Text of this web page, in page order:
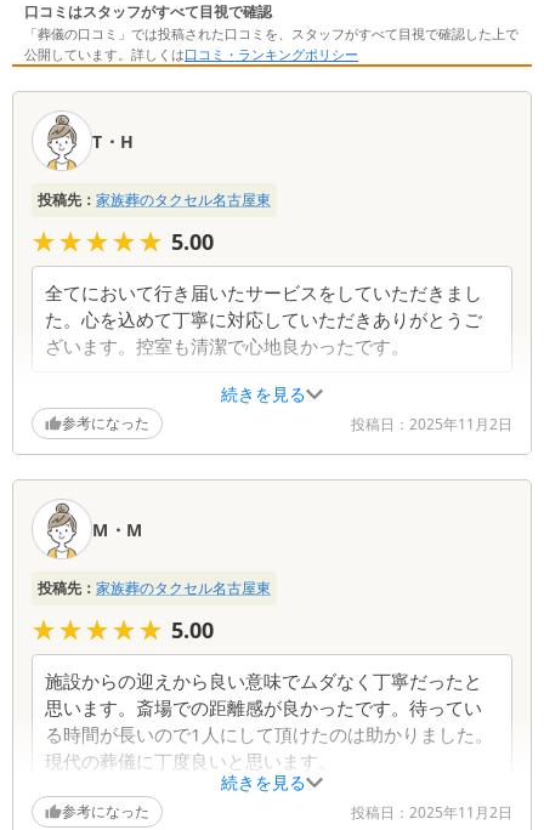
口コミはスタッフがすべて目視で確認
「葬儀の口コミ」では投稿された口コミを、スタッフがすべて目視で確認した上で
公開しています。詳しくは口コミ・ランキングポリシー
続きを見る
T・H
投稿先： 家族葬のタクセル名古屋東
★★★★★
★★★★★ 5.00
全てにおいて行き届いたサービスをしていただきまし
た。心を込めて丁寧に対応していただきありがとうご
ざいます。控室も清潔で心地良かったです。
葬儀社からの返信コメント
この度は、弊社のサービスにご満足いただけたとの
こと、心より感謝申し上げます。 細やかな対応
と、大変嬉しく思います。故人様との大切な時を、
ご不明な点やご心配なことがございましたら、どう
杯サポートさせていただきます。
参考になった 投稿日： 2025年11月2日
続きを見る
M・M
投稿先： 家族葬のタクセル名古屋東
★★★★★
★★★★★ 5.00
施設からの迎えから良い意味でムダなく丁寧だったと
思います。斎場での距離感が良かったです。待ってい
る時間が長いので1人にして頂けたのは助かりました。
現代の葬儀に丁度良いと思います。
葬儀社からの返信コメント
参考になった 投稿日： 2025年11月2日